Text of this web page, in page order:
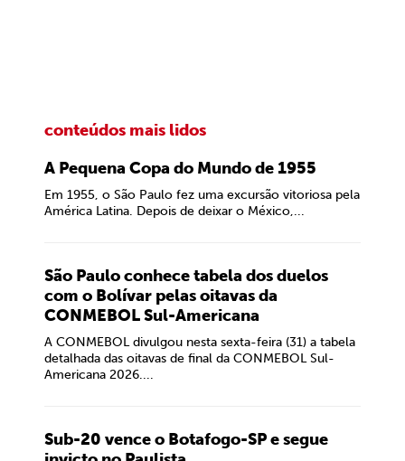
conteúdos mais lidos
A Pequena Copa do Mundo de 1955
Em 1955, o São Paulo fez uma excursão vitoriosa pela
América Latina. Depois de deixar o México,...
São Paulo conhece tabela dos duelos
com o Bolívar pelas oitavas da
CONMEBOL Sul-Americana
A CONMEBOL divulgou nesta sexta-feira (31) a tabela
detalhada das oitavas de final da CONMEBOL Sul-
Americana 2026....
Sub-20 vence o Botafogo-SP e segue